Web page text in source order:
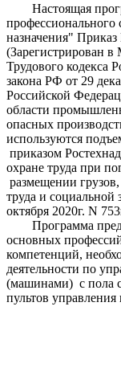
Настоящая
назначения"
(Зарегистрирован
Трудового кодекса
закона РФ от 29
Российской
области
опасных
используются
приказом
охране труда при
размещении
труда и
октября 2020г. N
Программа
основных
компетенций,
деятельности по
(машинами) с пола
пультов